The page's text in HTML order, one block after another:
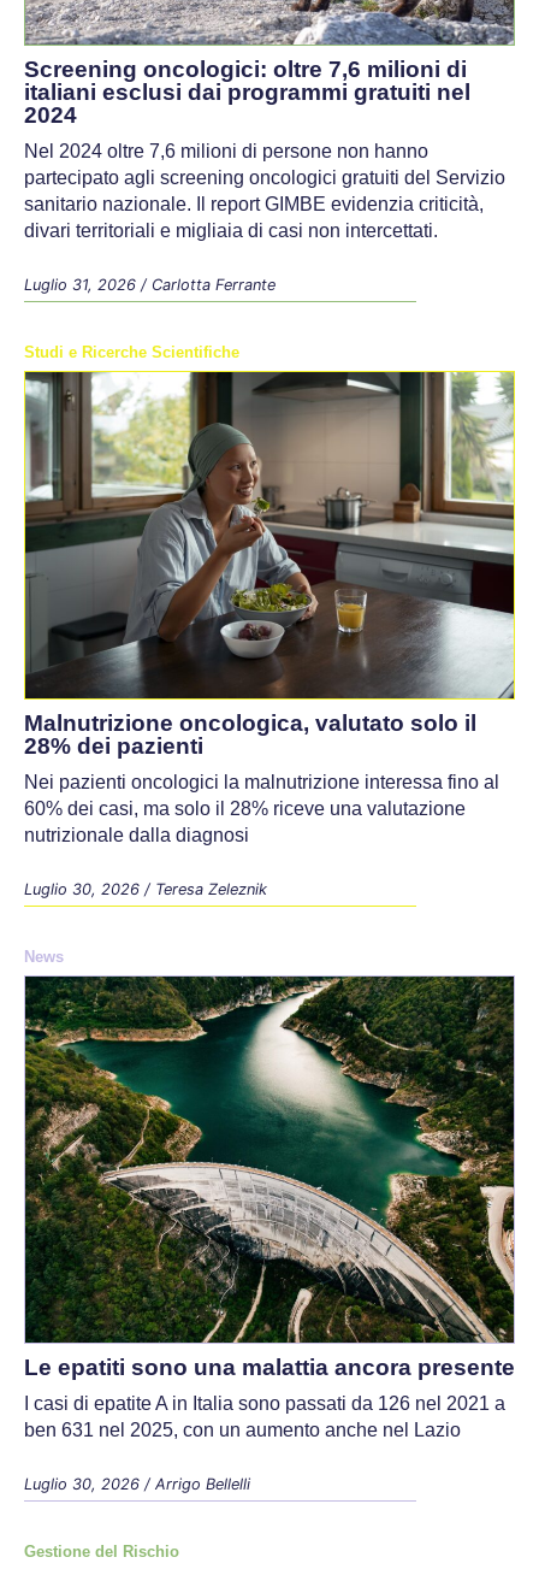
Screening oncologici: oltre 7,6 milioni di
italiani esclusi dai programmi gratuiti nel
2024
Nel 2024 oltre 7,6 milioni di persone non hanno
partecipato agli screening oncologici gratuiti del Servizio
sanitario nazionale. Il report GIMBE evidenzia criticità,
divari territoriali e migliaia di casi non intercettati.
Luglio 31, 2026 / Carlotta Ferrante
Studi e Ricerche Scientifiche
Malnutrizione oncologica, valutato solo il
28% dei pazienti
Nei pazienti oncologici la malnutrizione interessa fino al
60% dei casi, ma solo il 28% riceve una valutazione
nutrizionale dalla diagnosi
Luglio 30, 2026 / Teresa Zeleznik
News
Le epatiti sono una malattia ancora presente
I casi di epatite A in Italia sono passati da 126 nel 2021 a
ben 631 nel 2025, con un aumento anche nel Lazio
Luglio 30, 2026 / Arrigo Bellelli
Gestione del Rischio